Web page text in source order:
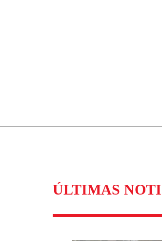
ÚLTIMAS